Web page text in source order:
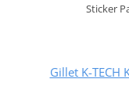
Sticker
Gillet K-TECH